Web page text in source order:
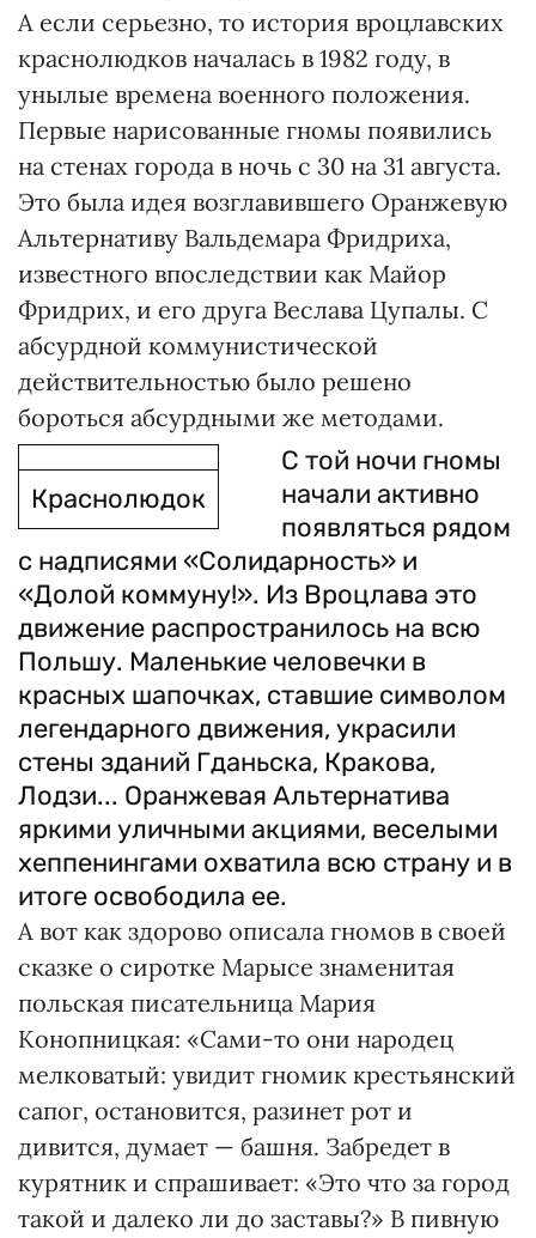
А если серьезно, то история вроцлавских
краснолюдков началась в 1982 году, в
унылые времена военного положения.
Первые нарисованные гномы появились
на стенах города в ночь с 30 на 31 августа.
Это была идея возглавившего Оранжевую
Альтернативу Вальдемара Фридриха,
известного впоследствии как Майор
Фридрих, и его друга Веслава Цупалы. С
абсурдной коммунистической
действительностью было решено
бороться абсурдными же методами.
Краснолюдок
С той ночи гномы
начали активно
появляться рядом
с надписями «Солидарность» и
«Долой коммуну!». Из Вроцлава это
движение распространилось на всю
Польшу. Маленькие человечки в
красных шапочках, ставшие символом
легендарного движения, украсили
стены зданий Гданьска, Кракова,
Лодзи... Оранжевая Альтернатива
яркими уличными акциями, веселыми
хеппенингами охватила всю страну и в
итоге освободила ее.
А вот как здорово описала гномов в своей
сказке о сиротке Марысе знаменитая
польская писательница Мария
Конопницкая: «Сами-то они народец
мелковатый: увидит гномик крестьянский
сапог, остановится, разинет рот и
дивится, думает — башня. Забредет в
курятник и спрашивает: «Это что за город
такой и далеко ли до заставы?» В пивную